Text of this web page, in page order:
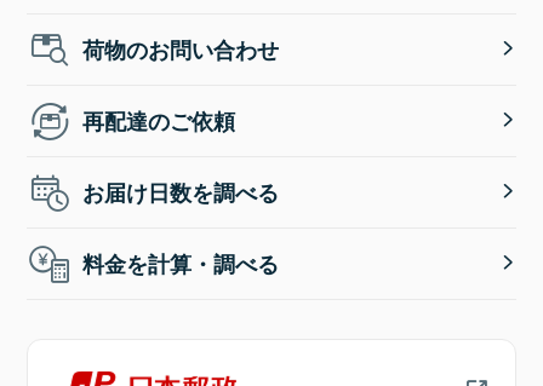
荷物のお問い合わせ
再配達のご依頼
お届け日数を調べる
料金を計算・調べる